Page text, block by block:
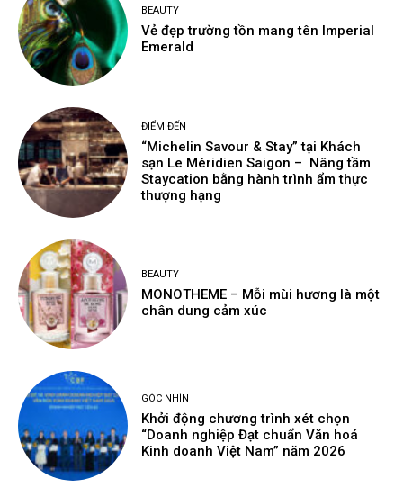
BEAUTY
Vẻ đẹp trường tồn mang tên Imperial
Emerald
ĐIỂM ĐẾN
“Michelin Savour & Stay” tại Khách
sạn Le Méridien Saigon – Nâng tầm
Staycation bằng hành trình ẩm thực
thượng hạng
BEAUTY
MONOTHEME – Mỗi mùi hương là một
chân dung cảm xúc
GÓC NHÌN
Khởi động chương trình xét chọn
“Doanh nghiệp Đạt chuẩn Văn hoá
Kinh doanh Việt Nam” năm 2026